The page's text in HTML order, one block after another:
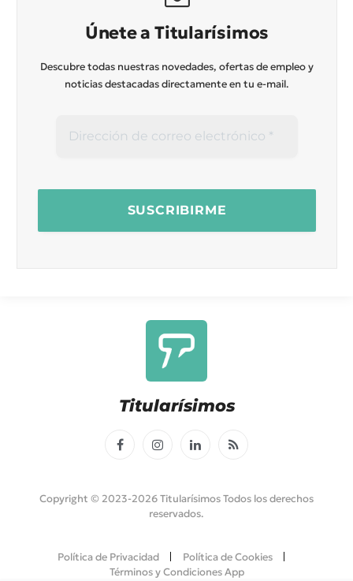
Únete a Titularísimos
Descubre todas nuestras novedades, ofertas de empleo y
noticias destacadas directamente en tu e-mail.
Titularísimos
FacebookInstagramLinkedInRSS
Copyright © 2023-2026 Titularísimos Todos los derechos
reservados.
Política de Privacidad
Política de Cookies
Términos y Condiciones App